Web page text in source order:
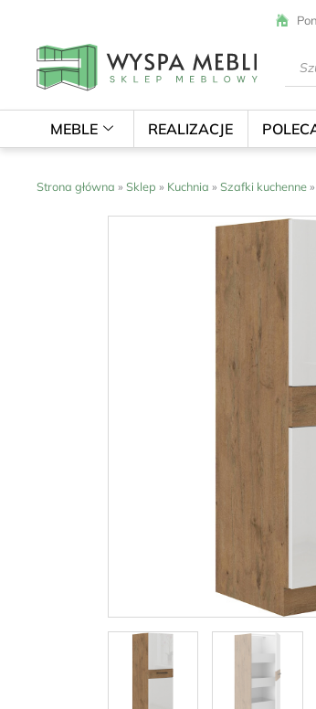
MEBLE REALIZACJE
Strona główna » Sklep » Kuchnia » Szafki kuchenne»